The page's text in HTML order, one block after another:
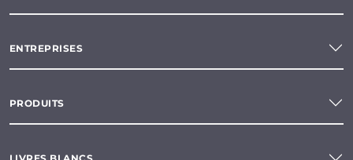
ENTREPRISES
PRODUITS
LIVRES BLANCS